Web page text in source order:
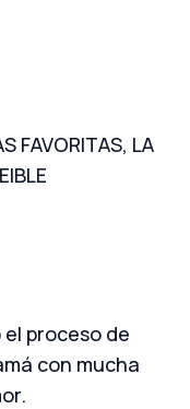
FAVORITAS, LA
proceso de
con mucha